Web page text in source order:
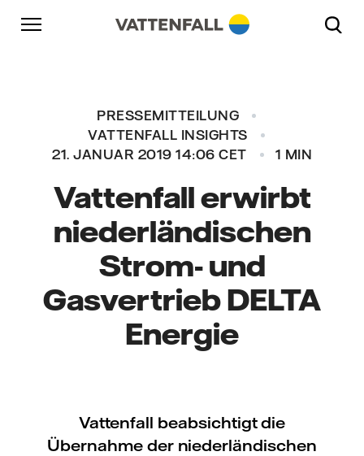
Überspringen
Zurück zur Hauptnavigation
Gehe zur Fußzeile
PRESSEMITTEILUNG
VATTENFALL INSIGHTS
21. JANUAR 2019 14:06 CET
1 MIN
Vattenfall erwirbt
niederländischen
Strom- und
Gasvertrieb DELTA
Energie
Vattenfall beabsichtigt die
Übernahme der niederländischen
Zurück zur Hauptnavigation